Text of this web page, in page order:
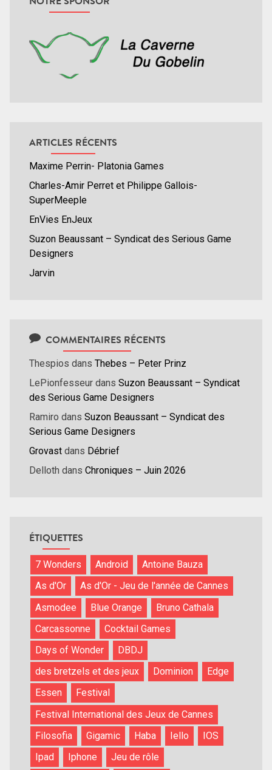
ARTICLES RÉCENTS
Maxime Perrin- Platonia Games
Charles-Amir Perret et Philippe Gallois-
SuperMeeple
EnVies EnJeux
Suzon Beaussant – Syndicat des Serious Game
Designers
Jarvin
COMMENTAIRES RÉCENTS
Thespios dans Thebes – Peter Prinz
LePionfesseur dans Suzon Beaussant – Syndicat
des Serious Game Designers
Ramiro dans Suzon Beaussant – Syndicat des
Serious Game Designers
Grovast dans Débrief
Delloth dans Chroniques – Juin 2026
ÉTIQUETTES
7 Wonders Android
Antoine Bauza
As d'Or
As d'Or - Jeu de l'année de Cannes
Asmodee
Blue Orange
Bruno Cathala
Carcassonne
Cocktail Games
Days of Wonder
DBDJ
des bretzels et des jeux
Dominion
Edge
Essen
Festival
Festival International des Jeux de Cannes
Filosofia
Gigamic Haba Iello
IOS
Ipad
Iphone
Jeu de rôle